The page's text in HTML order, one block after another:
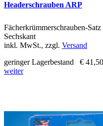
Headerschrauben ARP
Fächerkrümmerschrauben-
Sechskant
inkl. MwSt., zzgl. Versand
geringer Lagerbestand
€ 41,50
weiter